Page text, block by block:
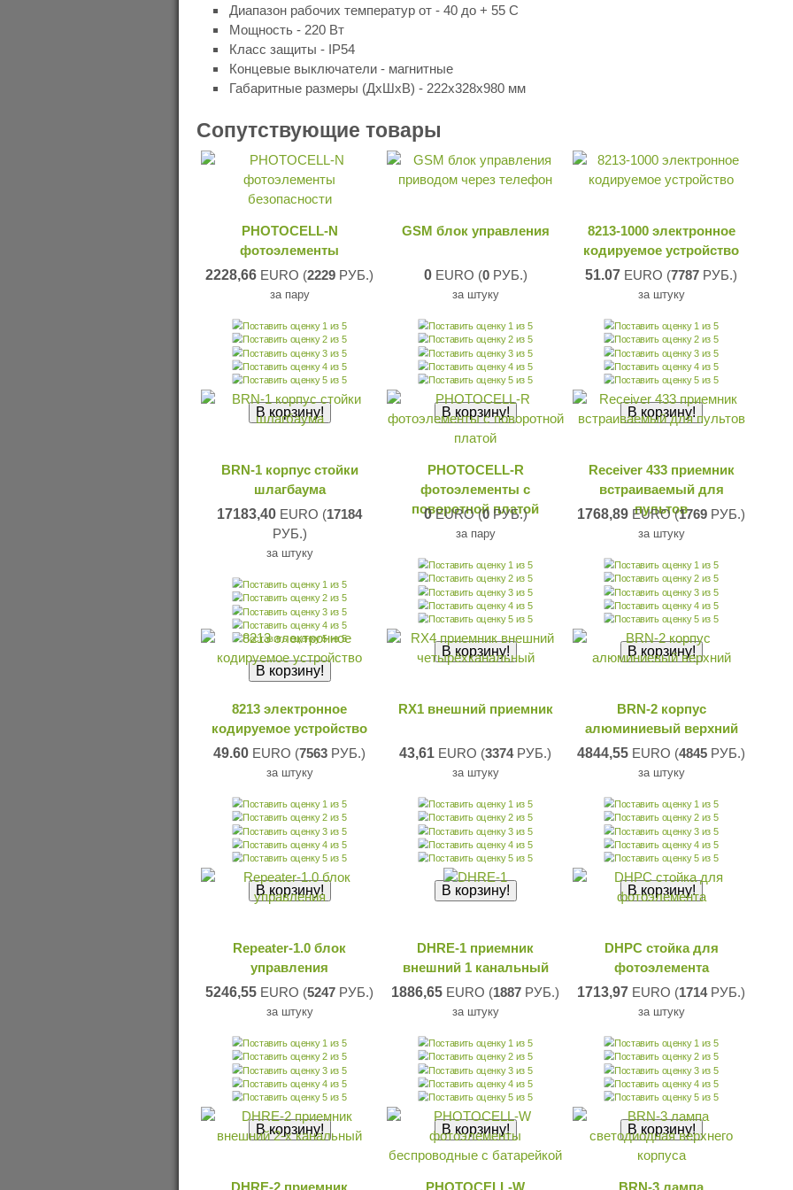
Диапазон рабочих температур от - 40 до + 55 С
Мощность - 220 Вт
Класс защиты - IP54
Концевые выключатели - магнитные
Габаритные размеры (ДхШхВ) - 222х328х980 мм
Сопутствующие товары
PHOTOCELL-N
фотоэлементы
2228,66 EURO (2229 РУБ.)
за пару
GSM блок управления
0EURO (0РУБ.)
за штуку
8213-1000 электронное
кодируемое устройство
51.07 EURO (7787 РУБ.)
за штуку
BRN-1 корпус стойки
шлагбаума
17183,40 EURO (17184
РУБ.)
за штуку
PHOTOCELL-R
фотоэлементы с
поворотной платой
0EURO (0РУБ.)
за пару
Receiver 433 приемник
встраиваемый для
пультов
1768,89 EURO (1769 РУБ.)
за штуку
8213 электронное
кодируемое устройство
49.60 EURO (7563 РУБ.)
за штуку
RX1 внешний приемник
43,61 EURO (3374РУБ.)
за штуку
BRN-2 корпус
алюминиевый верхний
4844,55 EURO (4845 РУБ.)
за штуку
Repeater-1.0 блок
управления
5246,55 EURO (5247 РУБ.)
за штуку
DHRE-1 приемник
внешний 1 канальный
1886,65 EURO (1887 РУБ.)
за штуку
DHPC стойка для
фотоэлемента
1713,97 EURO (1714РУБ.)
за штуку
DHRE-2 приемник PHOTOCELL-W BRN-3 лампа